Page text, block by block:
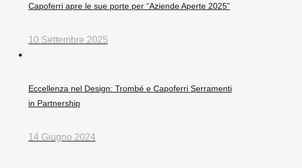
Capoferri apre le sue porte per “Aziende Aperte 2025”
10 Settembre 2025
Eccellenza nel Design: Trombé e Capoferri Serramenti
in Partnership
14 Giugno 2024